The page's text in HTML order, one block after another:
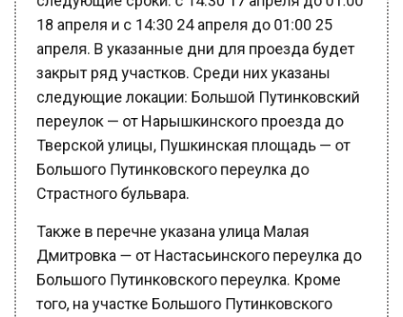
18 апреля и с 14:30 24 апреля до 01:00 25
апреля. В указанные дни для проезда будет
закрыт ряд участков. Среди них указаны
следующие локации: Большой Путинковский
переулок — от Нарышкинского проезда до
Тверской улицы, Пушкинская площадь — от
Большого Путинковского переулка до
Страстного бульвара.
Также в перечне указана улица Малая
Дмитровка — от Настасьинского переулка до
Большого Путинковского переулка. Кроме
того, на участке Большого Путинковского